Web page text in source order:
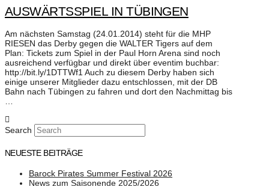
AUSWÄRTSSPIEL IN TÜBINGEN
Am nächsten Samstag (24.01.2014) steht für die MHP
RIESEN das Derby gegen die WALTER Tigers auf dem
Plan: Tickets zum Spiel in der Paul Horn Arena sind noch
ausreichend verfügbar und direkt über eventim buchbar:
http://bit.ly/1DTTWf1 Auch zu diesem Derby haben sich
einige unserer Mitglieder dazu entschlossen, mit der DB
Bahn nach Tübingen zu fahren und dort den Nachmittag bis
Search
NEUESTE BEITRÄGE
Barock Pirates Summer Festival 2026
News zum Saisonende 2025/2026